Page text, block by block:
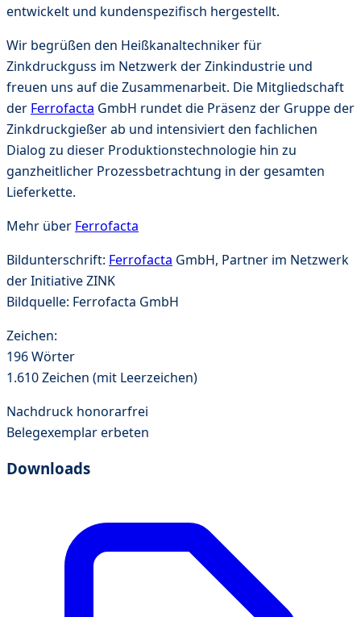
entwickelt und kundenspezifisch hergestellt.
Wir begrüßen den Heißkanaltechniker für
Zinkdruckguss im Netzwerk der Zinkindustrie und
freuen uns auf die Zusammenarbeit. Die Mitgliedschaft
der Ferrofacta GmbH rundet die Präsenz der Gruppe der
Zinkdruckgießer ab und intensiviert den fachlichen
Dialog zu dieser Produktionstechnologie hin zu
ganzheitlicher Prozessbetrachtung in der gesamten
Lieferkette.
Mehr über Ferrofacta
Bildunterschrift: Ferrofacta GmbH, Partner im Netzwerk
der Initiative ZINK
Bildquelle: Ferrofacta GmbH
Zeichen:
196 Wörter
1.610 Zeichen (mit Leerzeichen)
Nachdruck honorarfrei
Belegexemplar erbeten
Downloads